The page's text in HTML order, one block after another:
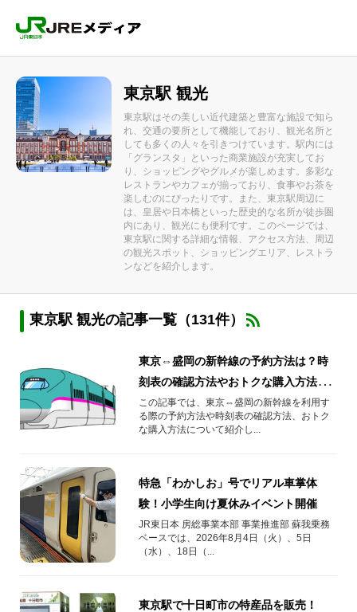
東京駅 観光
東京駅はその美しい近代建築と豊富な施設で知ら
れ、交通の要所として機能しており、観光名所と
しても多くの人々を引きつけています。駅内には
「グランスタ」といった商業施設が充実してお
り、ショッピングやグルメが楽しめます。多彩な
レストランやカフェが揃っており、食事やお茶を
楽しむのにぴったりです。また、東京駅周辺に
は、皇居や日本橋といった歴史的な名所が徒歩圏
内にあり、観光にも便利です。このページでは、
東京駅に関する詳細な情報、アクセス方法、周辺
の観光スポット、ショッピングエリア、レストラ
ンなどを紹介します。
東京駅 観光の記事一覧（131件）
東京⇔盛岡の新幹線の予約方法は？時
刻表の確認方法やおトクな購入方法を
紹介
この記事では、東京⇔盛岡の新幹線を利用す
る際の予約方法や時刻表の確認方法、おトク
な購入方法について紹介し...
特急「わかしお」号でリアル車掌体
験！小学生向け夏休みイベント開催
JR東日本 房総事業本部 事業推進部 蘇我乗務
ベースでは、2026年8月4日（火）、5日
（水）、18日（...
東京駅で十日町市の特産品を販売！